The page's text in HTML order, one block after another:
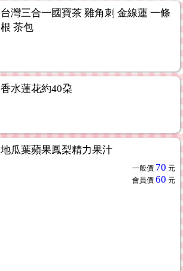
台灣三合一國寶茶 雞角刺 金線蓮 一條
根 茶包
香水蓮花約40朶
地瓜葉蘋果鳳梨精力果汁
一般價 70 元
會員價 60 元